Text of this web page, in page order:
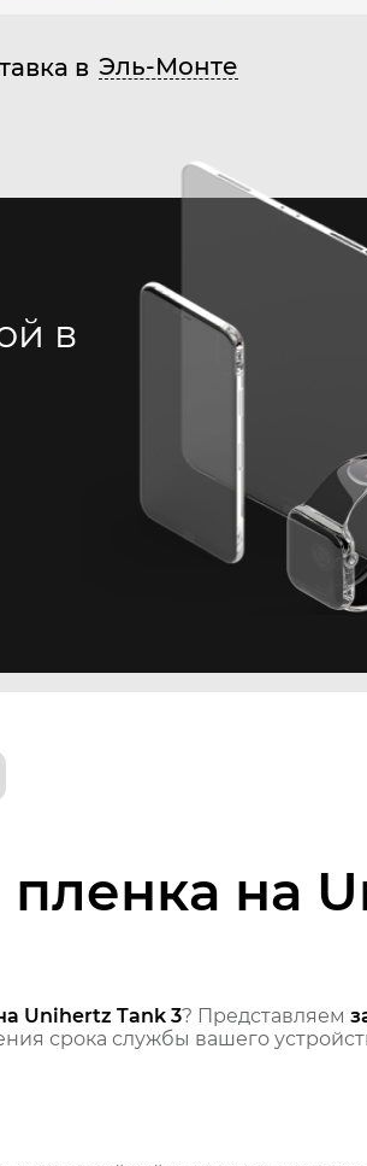
в Эль-Монте
в
на
Unihertz Tank 3? Представляем
срока службы вашего